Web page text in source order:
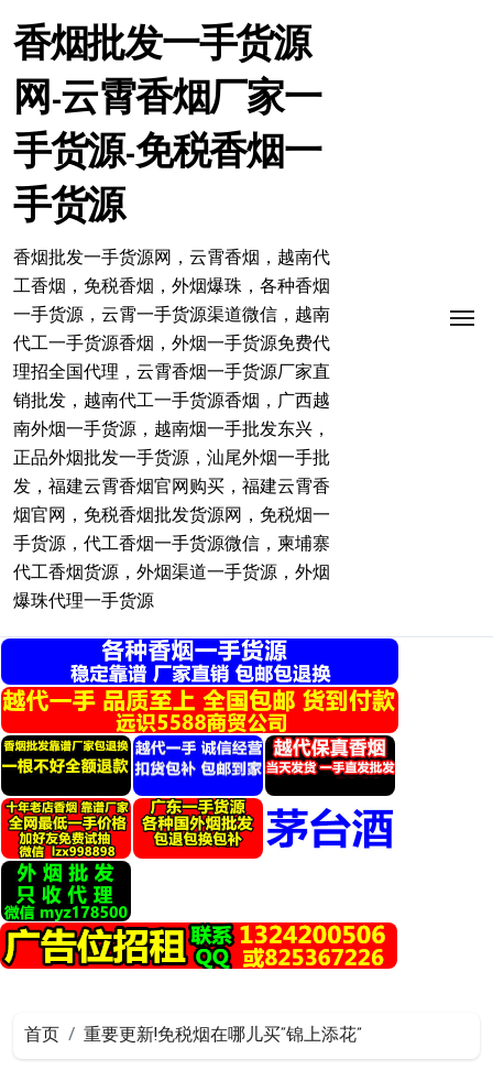
转香烟批发一手货源
网-云霄香烟厂家一
手货源-免税香烟一
手货源
香烟批发一手货源网，云霄香烟，越南代
工香烟，免税香烟，外烟爆珠，各种香烟
一手货源，云霄一手货源渠道微信，越南
代工一手货源香烟，外烟一手货源免费代
理招全国代理，云霄香烟一手货源厂家直
销批发，越南代工一手货源香烟，广西越
南外烟一手货源，越南烟一手批发东兴，
正品外烟批发一手货源，汕尾外烟一手批
发，福建云霄香烟官网购买，福建云霄香
烟官网，免税香烟批发货源网，免税烟一
手货源，代工香烟一手货源微信，柬埔寨
代工香烟货源，外烟渠道一手货源，外烟
爆珠代理一手货源
首页 重要更新!免税烟在哪儿买“锦上添花”